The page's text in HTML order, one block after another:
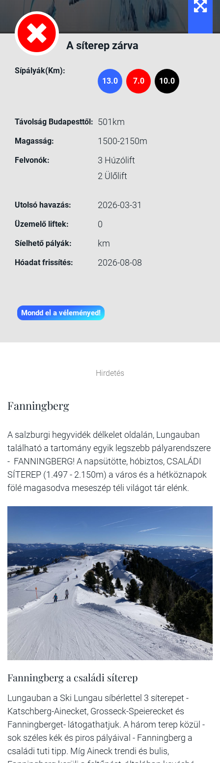
A síterep zárva
Sípályák(Km):
13.0
7.0 10.0
Távolság Budapesttől: 501km
Magasság: 1500-2150m
Felvonók: 3 Húzólift
2 Ülőlift
Utolsó havazás: 2026-03-31
Üzemelő liftek: 0
Síelhető pályák: km
Hóadat frissítés: 2026-08-08
Mondd el a véleményed!
Hirdetés
Fanningberg
A salzburgi hegyvidék délkelet oldalán, Lungauban
található a tartomány egyik legszebb pályarendszere
- FANNINGBERG! A napsütötte, hóbiztos, CSALÁDI
SÍTEREP (1.497 - 2.150m) a város és a hétköznapok
fölé magasodva meseszép téli világot tár elénk.
Fanningberg a családi síterep
Lungauban a Ski Lungau síbérlettel 3 síterepet -
Katschberg-Ainecket, Grosseck-Speierecket és
Fanningberget- látogathatjuk. A három terep közül -
sok széles kék és piros pályáival - Fanningberg a
családi tuti tipp. Míg Aineck trendi és bulis,